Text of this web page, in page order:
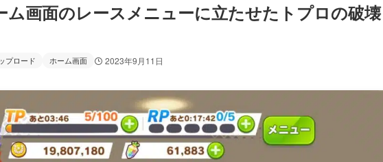
ム画面のレースメニューに立たせたトプロの破壊
プロード ホーム画面 2023年9月11日